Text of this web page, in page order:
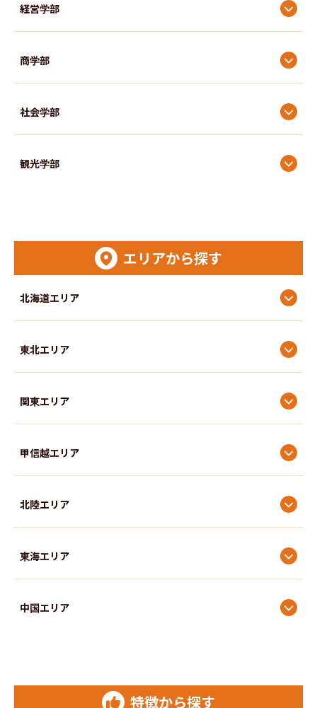
経営学部
商学部
社会学部
観光学部
国際教養学部
文学部
人間科学部
外国語学部
教育学部
子ども学部
エリアから探す
北海道エリア
東北エリア
関東エリア
甲信越エリア
北陸エリア
東海エリア
中国エリア
特徴から探す